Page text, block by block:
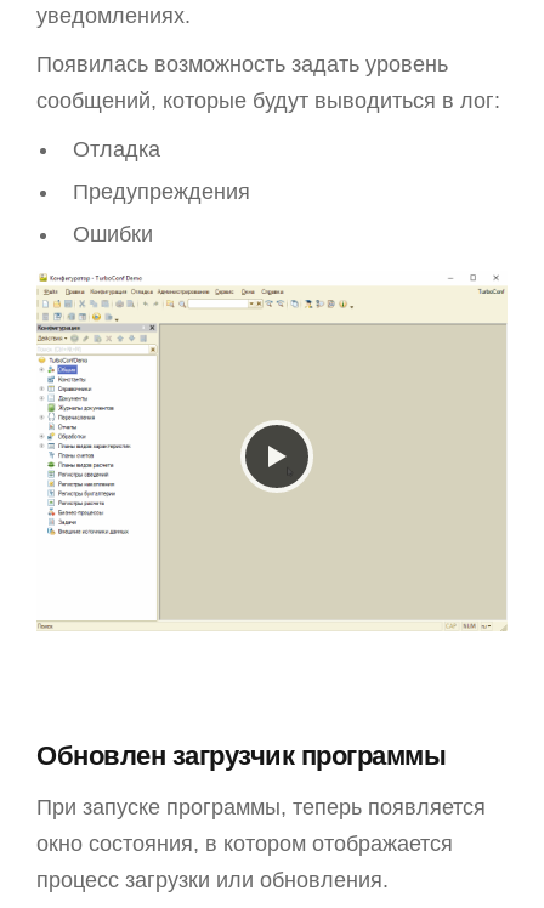
уведомлениях.
Появилась возможность задать уровень
сообщений, которые будут выводиться в лог:
Отладка
Предупреждения
Ошибки
Обновлен загрузчик программы
При запуске программы, теперь появляется
окно состояния, в котором отображается
процесс загрузки или обновления.